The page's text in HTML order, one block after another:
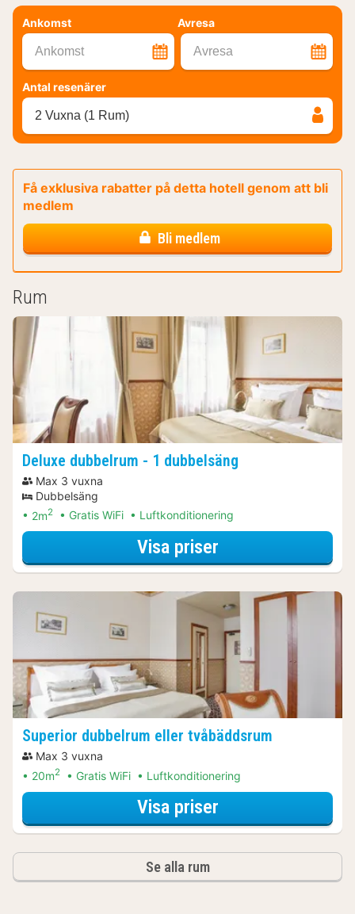
Ankomst Avresa
Ankomst Avresa
Antal resenärer
2 Vuxna (1 Rum)
Få exklusiva rabatter på detta hotell genom att bli
medlem
Bli medlem
Rum
Deluxe dubbelrum - 1 dubbelsäng
Max 3 vuxna
Dubbelsäng
2m2 Gratis WiFi Luftkonditionering
Visa priserför Båtturer &
Superior dubbelrum eller tvåbäddsrum
Max 3 vuxna
20m2 Gratis WiFi Luftkonditionering
Visa priserför City Card
Se alla rum